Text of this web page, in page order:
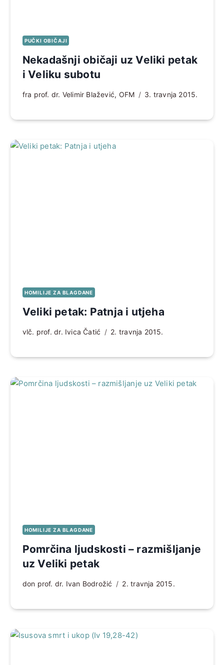
PUČKI OBIČAJI
Nekadašnji običaji uz Veliki petak
i Veliku subotu
fra prof. dr. Velimir Blažević, OFM 3. travnja 2015.
HOMILIJE ZA BLAGDANE
Veliki petak: Patnja i utjeha
vlč. prof. dr. Ivica Čatić 2. travnja 2015.
HOMILIJE ZA BLAGDANE
Pomrčina ljudskosti – razmišljanje
uz Veliki petak
don prof. dr. Ivan Bodrožić 2. travnja 2015.